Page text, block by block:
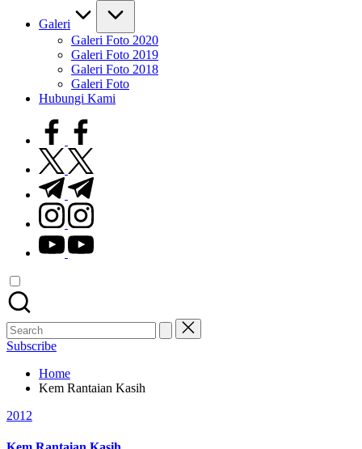
Galeri
Galeri Foto 2020
Galeri Foto 2019
Galeri Foto 2018
Galeri Foto
Hubungi Kami
facebook.com
twitter.com
t.me
instagram.com
youtube.com
Search
for:
Subscribe
Home
Kem Rantaian Kasih
Posted
2012